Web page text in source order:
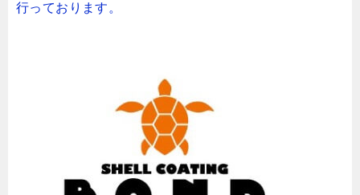
行っております。